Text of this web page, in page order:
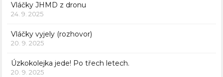
Vláčky JHMD z dronu
24. 9. 2025
Vláčky vyjely (rozhovor)
20. 9. 2025
Úzkokolejka jede! Po třech letech.
20. 9. 2025